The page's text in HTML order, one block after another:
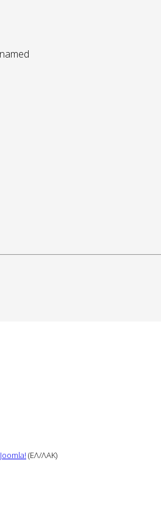
Joomla! (ΕΛ/ΛΑΚ)